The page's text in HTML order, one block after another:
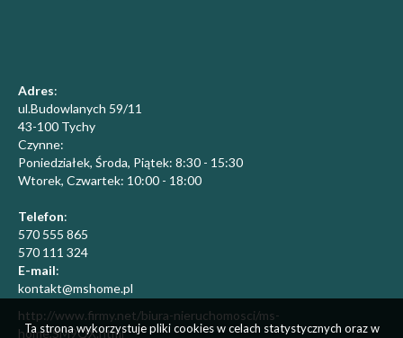
Adres:
ul.Budowlanych 59/11
43-100 Tychy
Czynne:
Poniedziałek, Środa, Piątek: 8:30 - 15:30
​Wtorek, Czwartek: 10:00 - 18:00
Telefon:
570 555 865
570 111 324
E-mail:
kontakt@mshome.pl
http://www.firmy.net/biura-nieruchomosci/ms-
home,SM9QX.html
Ta strona wykorzystuje pliki cookies w celach statystycznych oraz w